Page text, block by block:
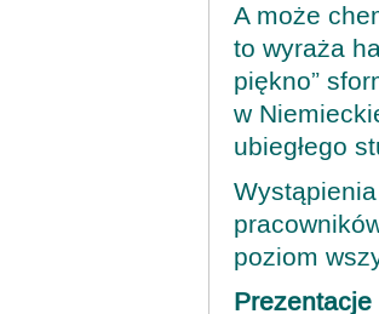
A może
to wyraża
piękno”
w
ubiegłego
poziom